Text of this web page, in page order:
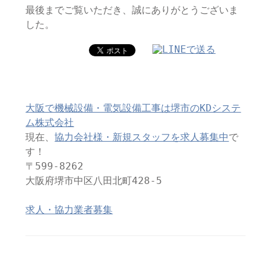
最後までご覧いただき、誠にありがとうございま
した。
大阪で機械設備・電気設備工事は堺市のKDシステ
ム株式会社
現在、協力会社様・新規スタッフを求人募集中で
す！
〒599-8262
大阪府堺市中区八田北町428-5
求人・協力業者募集